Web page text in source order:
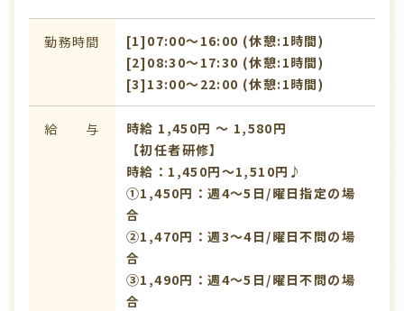
勤務時間
[1]07:00〜16:00 (休憩:1時間)
[2]08:30〜17:30 (休憩:1時間)
[3]13:00〜22:00 (休憩:1時間)
給 与
時給 1,450円 〜 1,580円
【初任者研修】
時給：1,450円～1,510円♪
①1,450円：週4～5日/曜日指定の場
合
➁1,470円：週3～4日/曜日不問の場
合
③1,490円：週4～5日/曜日不問の場
合